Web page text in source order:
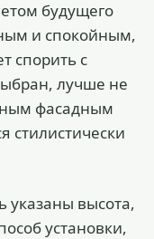
будущего
и спокойным,
спорить с
лучше не
фасадным
стилистически
указаны высота,
установки,